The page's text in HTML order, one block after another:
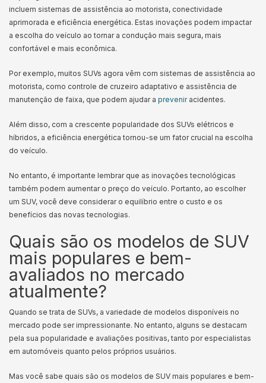
incluem sistemas de assistência ao motorista, conectividade
aprimorada e eficiência energética. Estas inovações podem impactar
a escolha do veículo ao tornar a condução mais segura, mais
confortável e mais econômica.
Por exemplo, muitos SUVs agora vêm com sistemas de assistência ao
motorista, como controle de cruzeiro adaptativo e assistência de
manutenção de faixa, que podem ajudar a preveniracidentes.
Além disso, com a crescente popularidade dos SUVs elétricos e
híbridos, a eficiência energética tornou-se um fator crucial na escolha
do veículo.
No entanto, é importante lembrar que as inovações tecnológicas
também podem aumentar o preço do veículo. Portanto, ao escolher
um SUV, você deve considerar o equilíbrio entre o custo e os
benefícios das novas tecnologias.
Quais são os modelos de SUV
mais populares e bem-
avaliados no mercado
atualmente?
Quando se trata de SUVs, a variedade de modelos disponíveis no
mercado pode ser impressionante. No entanto, alguns se destacam
pela sua popularidade e avaliações positivas, tanto por especialistas
em automóveis quanto pelos próprios usuários.
Mas você sabe quais são os modelos de SUV mais populares e bem-